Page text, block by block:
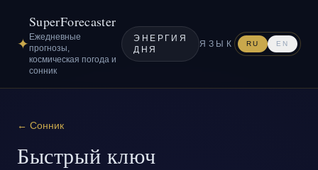
✦
SuperForecaster
Ежедневные
прогнозы,
космическая погода и
сонник
ЭНЕРГИЯ
ДНЯ
ЯЗЫК RU EN
← Сонник
Быстрый ключ